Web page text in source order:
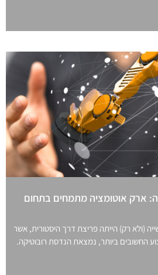
אוטומציה מתמחים בתחום
(ולא רק) הייתה פריצת דרך היסטורית, אשר
החשובים ביותר, נמצאת הנדסת רובוטיקה.